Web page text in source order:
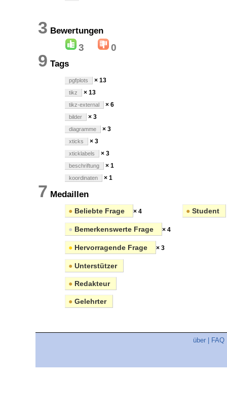
3 Bewertungen
3 0
9 Tags
pgfplots × 13
tikz × 13
tikz-external × 6
bilder × 3
diagramme × 3
xticks × 3
xticklabels × 3
beschriftung × 1
koordinaten × 1
7 Medaillen
● Beliebte Frage × 4
● Bemerkenswerte Frage × 4
● Hervorragende Frage × 3
● Unterstützer
● Redakteur
● Gelehrter
● Student
über FAQ